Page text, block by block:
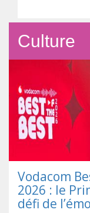
Culture
Vodacom
2026 : le
défi de